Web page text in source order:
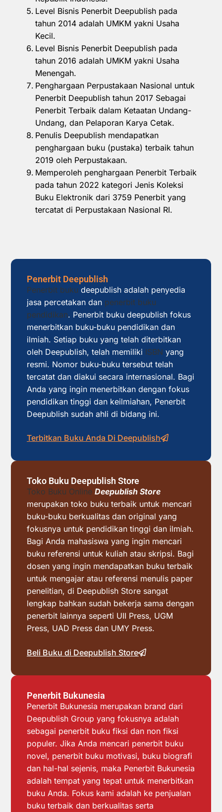
Level Bisnis Penerbit Deepublish pada
tahun 2014 adalah UMKM yakni Usaha
Kecil.
Level Bisnis Penerbit Deepublish pada
tahun 2016 adalah UMKM yakni Usaha
Menengah.
Penghargaan Perpustakaan Nasional untuk
Penerbit Deepublish tahun 2017 Sebagai
Penerbit Terbaik dalam Ketaatan Undang-
Undang, dan Pelaporan Karya Cetak.
Penulis Deepublish mendapatkan
penghargaan buku (pustaka) terbaik tahun
2019 oleh Perpustakaan.
Memperoleh penghargaan Penerbit Terbaik
pada tahun 2022 kategori Jenis Koleksi
Buku Elektronik dari 3759 Penerbit yang
tercatat di Perpustakaan Nasional RI.
Penerbit Deepublish
Penerbit buku deepublish adalah penyedia
jasa percetakan dan penerbit buku
pendidikan. Penerbit buku deepublish fokus
menerbitkan buku-buku pendidikan dan
ilmiah. Setiap buku yang telah diterbitkan
oleh Deepublish, telah memiliki ISBN yang
resmi. Nomor buku-buku tersebut telah
tercatat dan diakui secara internasional. Bagi
Anda yang ingin menerbitkan dengan fokus
pendidikan tinggi dan keilmiahan, Penerbit
Deepublish sudah ahli di bidang ini.
Terbitkan Buku Anda Di Deepublish
Toko Buku Deepublish Store
Toko Buku Online Deepublish Store
merupakan toko buku terbaik untuk mencari
buku-buku berkualitas dan original yang
fokusnya untuk pendidikan tinggi dan ilmiah.
Bagi Anda mahasiswa yang ingin mencari
buku referensi untuk kuliah atau skripsi. Bagi
dosen yang ingin mendapatkan buku terbaik
untuk mengajar atau referensi menulis paper
penelitian, di Deepublish Store sangat
lengkap bahkan sudah bekerja sama dengan
penerbit lainnya seperti UII Press, UGM
Press, UAD Press dan UMY Press.
Beli Buku di Deepublish Store
Penerbit Bukunesia
Penerbit Bukunesia merupakan brand dari
Deepublish Group yang fokusnya adalah
sebagai penerbit buku fiksi dan non fiksi
populer. Jika Anda mencari penerbit buku
novel, penerbit buku motivasi, buku biografi
dan hal-hal sejenis, maka Penerbit Bukunesia
adalah tempat yang tepat untuk menerbitkan
buku Anda. Fokus kami adalah ke penjualan
buku terbaik dan berkualitas serta